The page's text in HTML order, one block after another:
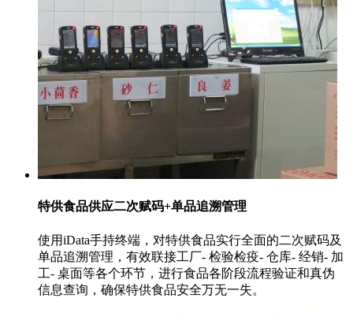
特供食品供应二次赋码+单品追溯管理
使用iData手持终端，对特供食品实行全面的二次赋码及
单品追溯管理，有效联接工厂- 检验检疫- 仓库- 经销- 加
工- 桌面等各个环节，进行食品各阶段流程验证和真伪
信息查询，确保特供食品安全万无一失。